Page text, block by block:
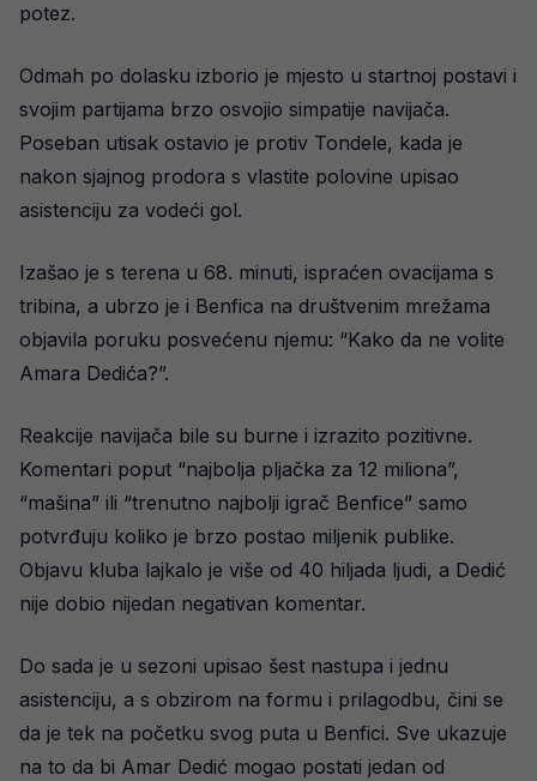
potez.
Odmah po dolasku izborio je mjesto u startnoj postavi i
svojim partijama brzo osvojio simpatije navijača.
Poseban utisak ostavio je protiv Tondele, kada je
nakon sjajnog prodora s vlastite polovine upisao
asistenciju za vodeći gol.
Izašao je s terena u 68. minuti, ispraćen ovacijama s
tribina, a ubrzo je i Benfica na društvenim mrežama
objavila poruku posvećenu njemu: “Kako da ne volite
Amara Dedića?”.
Reakcije navijača bile su burne i izrazito pozitivne.
Komentari poput “najbolja pljačka za 12 miliona”,
“mašina” ili “trenutno najbolji igrač Benfice” samo
potvrđuju koliko je brzo postao miljenik publike.
Objavu kluba lajkalo je više od 40 hiljada ljudi, a Dedić
nije dobio nijedan negativan komentar.
Do sada je u sezoni upisao šest nastupa i jednu
asistenciju, a s obzirom na formu i prilagodbu, čini se
da je tek na početku svog puta u Benfici. Sve ukazuje
na to da bi Amar Dedić mogao postati jedan od